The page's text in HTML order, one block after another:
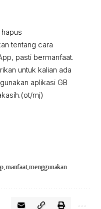
tentang cara
pasti bermanfaat.
untuk kalian ada
aplikasi GB
mj)
manfaat menggunakan